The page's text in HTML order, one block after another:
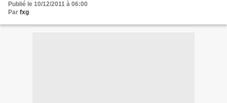
Publié le 10/12/2011 à 06:00
Par fxg